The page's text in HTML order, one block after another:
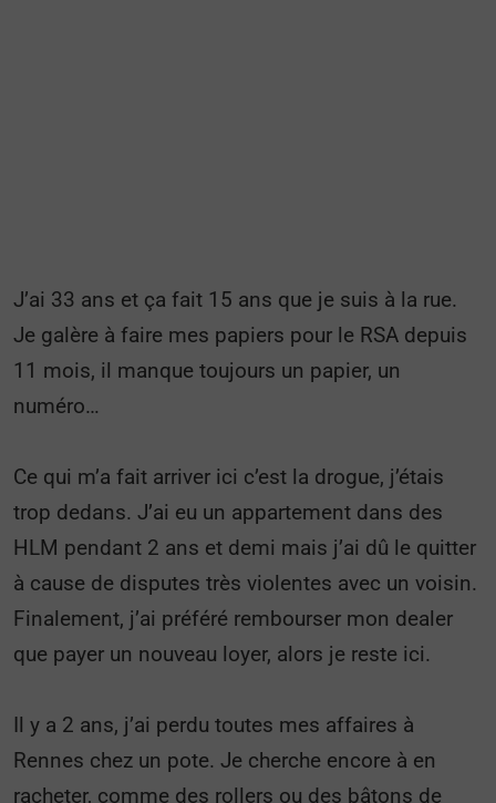
J’ai 33 ans et ça fait 15 ans que je suis à la rue.
Je galère à faire mes papiers pour le RSA depuis
11 mois, il manque toujours un papier, un
numéro…
Ce qui m’a fait arriver ici c’est la drogue, j’étais
trop dedans. J’ai eu un appartement dans des
HLM pendant 2 ans et demi mais j’ai dû le quitter
à cause de disputes très violentes avec un voisin.
Finalement, j’ai préféré rembourser mon dealer
que payer un nouveau loyer, alors je reste ici.
Il y a 2 ans, j’ai perdu toutes mes affaires à
Rennes chez un pote. Je cherche encore à en
racheter, comme des rollers ou des bâtons de